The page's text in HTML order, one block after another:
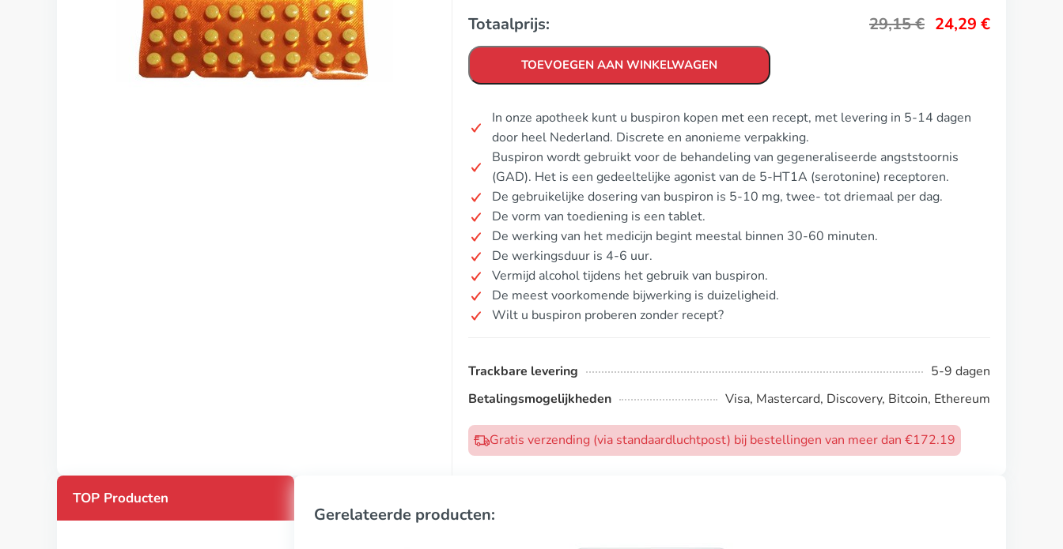
Totaalprijs: 29,15€ 24,29 €
TOEVOEGEN AAN WINKELWAGEN
In onze apotheek kunt u buspiron kopen met een recept, met levering in 5-14 dagen
door heel Nederland. Discrete en anonieme verpakking.
Buspiron wordt gebruikt voor de behandeling van gegeneraliseerde angststoornis
(GAD). Het is een gedeeltelijke agonist van de 5-HT1A (serotonine) receptoren.
De gebruikelijke dosering van buspiron is 5-10 mg, twee- tot driemaal per dag.
De vorm van toediening is een tablet.
De werking van het medicijn begint meestal binnen 30-60 minuten.
De werkingsduur is 4-6 uur.
Vermijd alcohol tijdens het gebruik van buspiron.
De meest voorkomende bijwerking is duizeligheid.
Wilt u buspiron proberen zonder recept?
Trackbare levering
5-9 dagen
Betalingsmogelijkheden
Visa, Mastercard, Discovery, Bitcoin, Ethereum
Gratis verzending (via standaardluchtpost) bij bestellingen van meer dan €172.19
TOP Producten
Gerelateerde producten: